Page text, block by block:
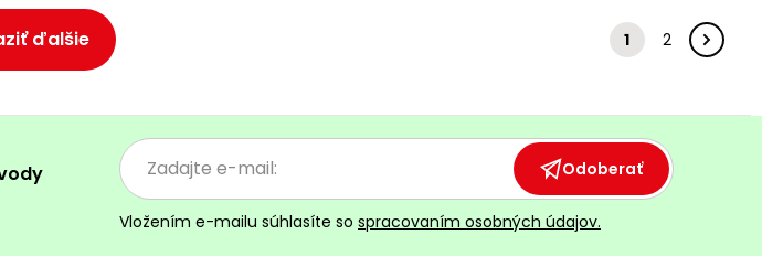
ďalšie 1 2
Odoberať
Vložením e-mailu súhlasíte so spracovaním osobných údajov.